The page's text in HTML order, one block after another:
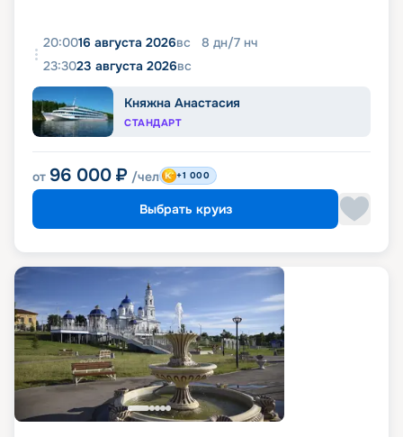
20:0016 августа 2026вс 8 дн/7 нч
23:3023 августа 2026вс
Княжна Анастасия
СТАНДАРТ
от 96 000 ₽ /чел +1 000
Выбрать круиз